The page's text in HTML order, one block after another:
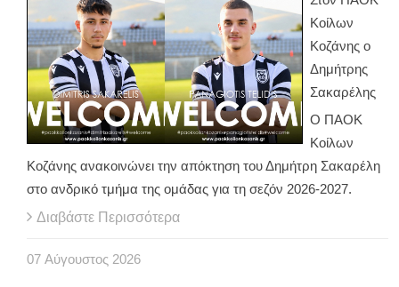
Κοίλων
Κοζάνης ο
Δημήτρης
Σακαρέλης
Ο ΠΑΟΚ
Κοίλων
Κοζάνης ανακοινώνει την απόκτηση του Δημήτρη Σακαρέλη
στο ανδρικό τμήμα της ομάδας για τη σεζόν 2026-2027.
Διαβάστε Περισσότερα
07 Αύγουστος 2026